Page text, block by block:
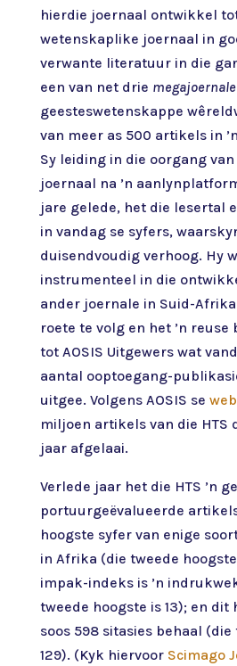
hierdie joernaal ontwikkel
wetenskaplike joernaal in
verwante literatuur in die
een van net drie megajoernale
geesteswetenskappe
van meer as 500 artikels in
Sy leiding in die oorgang
joernaal na ’n
jare gelede, het die lesertal
in vandag se syfers,
duisendvoudig verhoog. Hy
instrumenteel in die
ander joernale in Suid-
roete te volg en het ’n reuse
tot AOSIS Uitgewers wat
aantal ooptoegang-
uitgee. Volgens AOSIS se
miljoen artikels van die HTS
jaar afgelaai.
Verlede jaar het die HTS ’n
portuurgeëvalueerde
hoogste syfer van enige
in Afrika (die tweede
impak-indeks is ’n
tweede hoogste is 13); en dit
soos 598 sitasies behaal
129). (Kyk hiervoor Scimago